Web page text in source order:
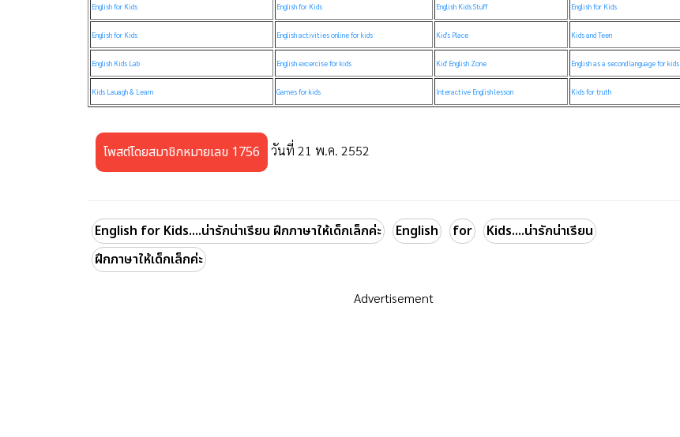
English for Kids English for Kids English Kids Stuff English for Kids
English for Kids English activities online for kids Kid's Place Kids and Teen
English Kids Lab English excercise for kids Kid' English Zone English as a second language for kids
Kids Lauagh & Learn Games for kids Interactive English lesson Kids for truth
โพสต์โดยสมาชิกหมายเลข 1756 วันที่ 21 พ.ค. 2552
English for Kids....น่ารักน่าเรียน ฝึกภาษาให้เด็กเล็กค่ะ English for
Kids....น่ารักน่าเรียน
ฝึกภาษาให้เด็กเล็กค่ะ
Advertisement